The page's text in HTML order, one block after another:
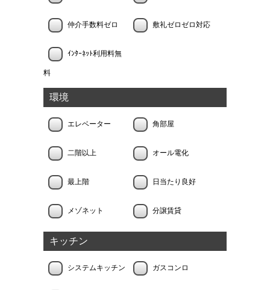
仲介手数料ゼロ 敷礼ゼロゼロ対応
ｲﾝﾀｰﾈｯﾄ利用料無
料
環境
エレベーター 角部屋
二階以上 オール電化
最上階 日当たり良好
メゾネット 分譲賃貸
キッチン
システムキッチン ガスコンロ